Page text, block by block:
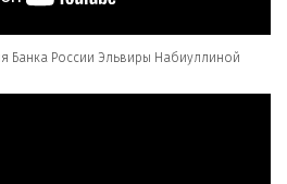
Банка России Эльвиры Набиуллиной